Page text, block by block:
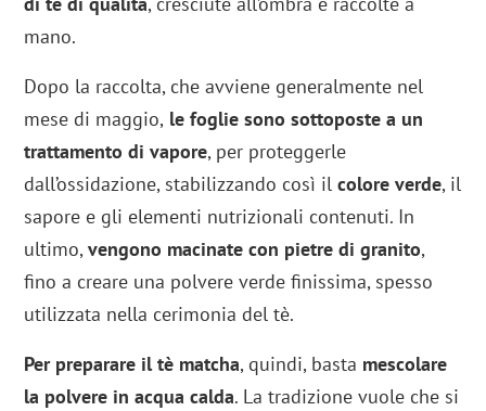
mano.
Dopo la raccolta, che avviene generalmente nel
mese di maggio, le foglie sono sottoposte a un
trattamento di vapore, per proteggerle
dall’ossidazione, stabilizzando così ilcolore verde, il
sapore e gli elementi nutrizionali contenuti. In
ultimo,vengono macinate con pietre di granito,
fino a creare una polvere verde finissima, spesso
utilizzata nella cerimonia del tè.
Per preparare il tè matcha, quindi, basta mescolare
la polvere in acqua calda. La tradizione vuole che si